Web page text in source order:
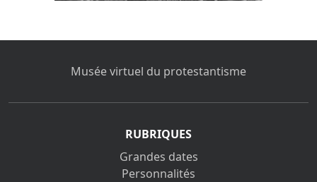
Musée virtuel du protestantisme
RUBRIQUES
Grandes dates
Personnalités